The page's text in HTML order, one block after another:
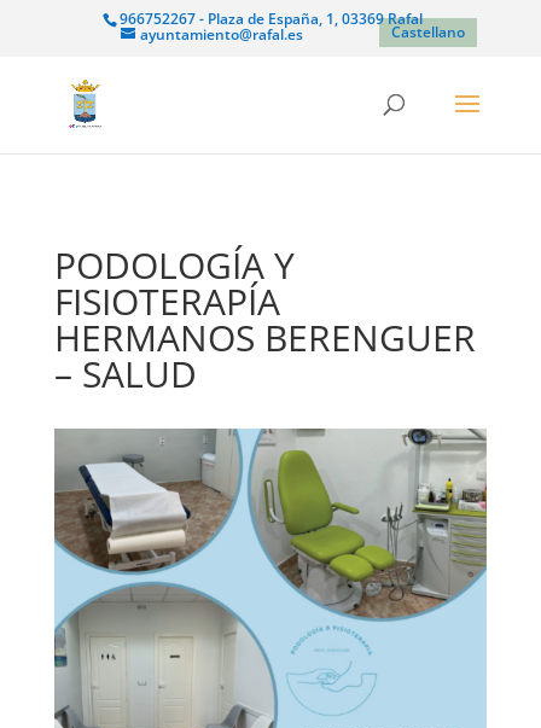
966752267 - Plaza de España, 1, 03369 Rafal
ayuntamiento@rafal.es Castellano
PODOLOGÍA Y
FISIOTERAPÍA
HERMANOS BERENGUER
– SALUD